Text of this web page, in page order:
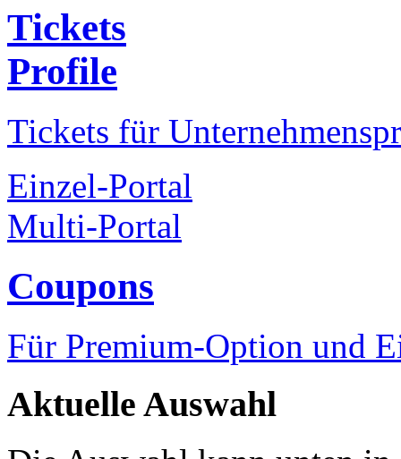
Tickets
Profile
Tickets für
Einzel-Portal
Multi-Portal
Coupons
Für Premium-Option und
Aktuelle Auswahl